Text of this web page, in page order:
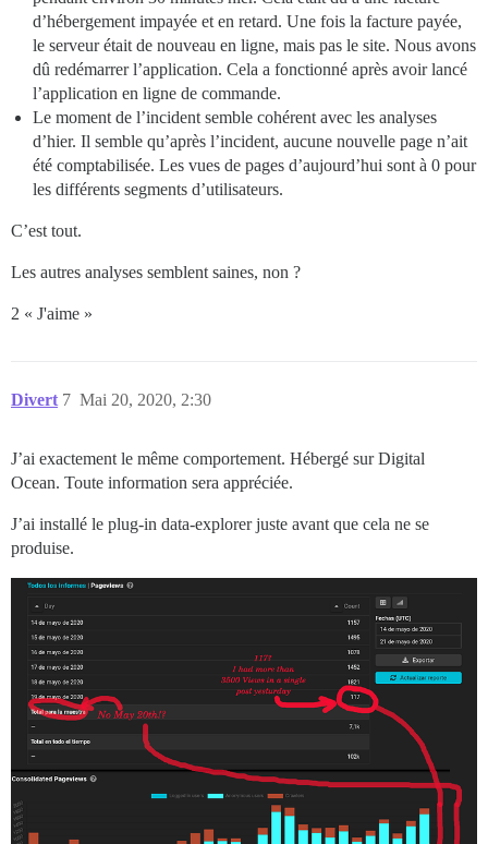
d’hébergement impayée et en retard. Une fois la facture payée,
le serveur était de nouveau en ligne, mais pas le site. Nous avons
dû redémarrer l’application. Cela a fonctionné après avoir lancé
l’application en ligne de commande.
Le moment de l’incident semble cohérent avec les analyses
d’hier. Il semble qu’après l’incident, aucune nouvelle page n’ait
été comptabilisée. Les vues de pages d’aujourd’hui sont à 0 pour
les différents segments d’utilisateurs.
C’est tout.
Les autres analyses semblent saines, non ?
2 « J'aime »
Divert Mai 20, 2020, 2:30
7
J’ai exactement le même comportement. Hébergé sur Digital
Ocean. Toute information sera appréciée.
J’ai installé le plug-in data-explorer juste avant que cela ne se
produise.